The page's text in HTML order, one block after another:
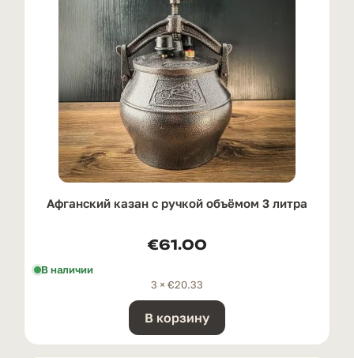
Афганский казан с ручкой oбъёмом 3 литра
€61.00
В наличии
3 × €20.33
В корзину